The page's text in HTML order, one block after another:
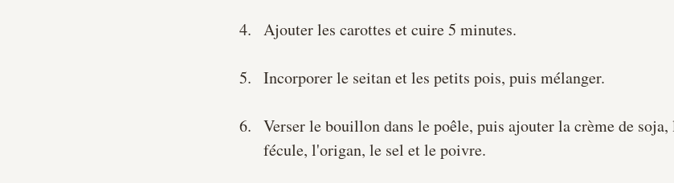
Ajouter les carottes et cuire 5 minutes.
Incorporer le seitan et les petits pois, puis mélanger.
Verser le bouillon dans le poêle, puis ajouter la crème de
fécule, l'origan, le sel et le poivre.